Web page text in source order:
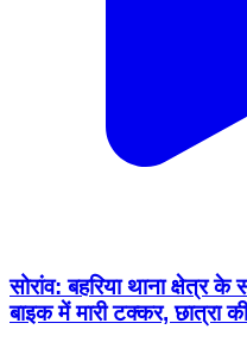
सोरांव: बहरिया थाना क्षेत्र
बाइक में मारी टक्कर, छात्रा